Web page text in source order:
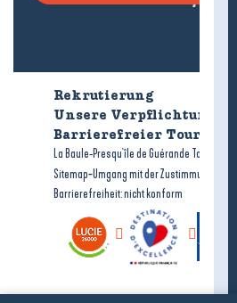
Rekrutierung
Unsere Verpflichtungen
Barrierefreier Tourismus
La Baule-Presqu'île de Guérande Tourismus
Sitemap-Umgang mit der Zustimmung
Barrierefreiheit: nicht konform